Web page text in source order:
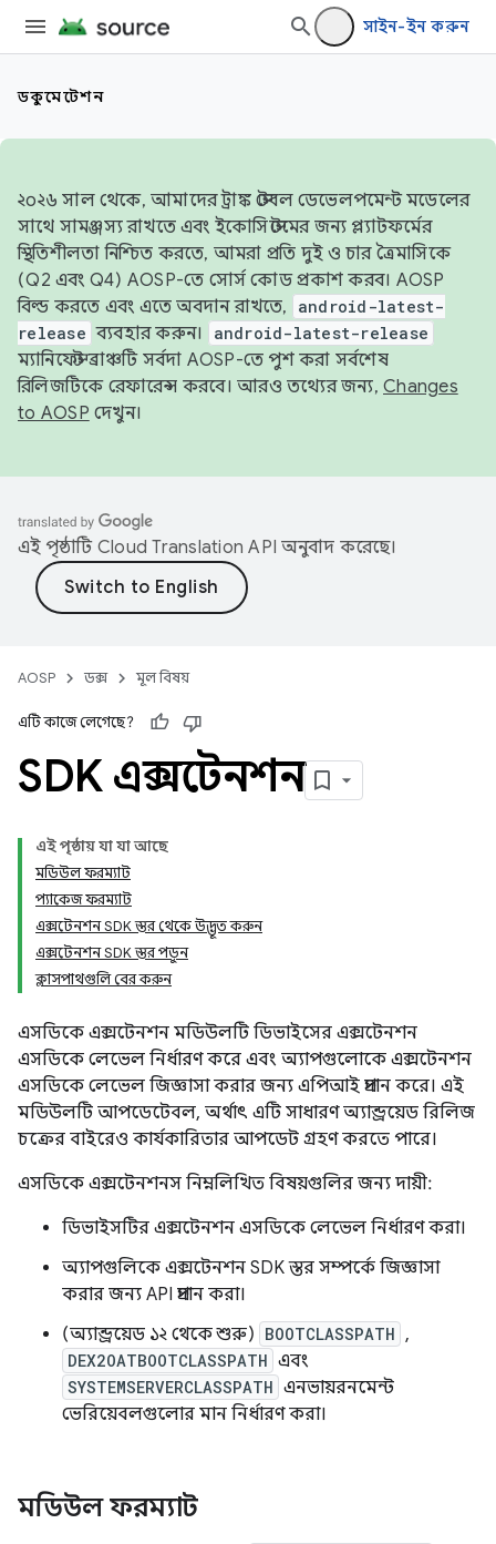
সাইন-ইন করুন
ডকুমেন্টেশন
২০২৬ সাল থেকে, আমাদের ট্রাঙ্ক স্টেবল ডেভেলপমেন্ট মডেলের
সাথে সামঞ্জস্য রাখতে এবং ইকোসিস্টেমের জন্য প্ল্যাটফর্মের
স্থিতিশীলতা নিশ্চিত করতে, আমরা প্রতি দুই ও চার ত্রৈমাসিকে
(Q2 এবং Q4) AOSP-তে সোর্স কোড প্রকাশ করব। AOSP
বিল্ড করতে এবং এতে অবদান রাখতে,
android-latest-
release ব্যবহার করুন। android-latest-release
ম্যানিফেস্ট ব্রাঞ্চটি সর্বদা AOSP-তে পুশ করা সর্বশেষ
রিলিজটিকে রেফারেন্স করবে। আরও তথ্যের জন্য, Changes
to AOSP দেখুন।
এই পৃষ্ঠাটি Cloud Translation API অনুবাদ করেছে।
AOSP ডক্স মূল বিষয়
এটি কাজে লেগেছে?
SDK এক্সটেনশন
এই পৃষ্ঠায় যা যা আছে
মডিউল ফরম্যাট
প্যাকেজ ফরম্যাট
এক্সটেনশন SDK স্তর থেকে উদ্ভূত করুন
এক্সটেনশন SDK স্তর পড়ুন
ক্লাসপাথগুলি বের করুন
এসডিকে এক্সটেনশন মডিউলটি ডিভাইসের এক্সটেনশন
এসডিকে লেভেল নির্ধারণ করে এবং অ্যাপগুলোকে এক্সটেনশন
এসডিকে লেভেল জিজ্ঞাসা করার জন্য এপিআই প্রদান করে। এই
মডিউলটি আপডেটেবল, অর্থাৎ এটি সাধারণ অ্যান্ড্রয়েড রিলিজ
চক্রের বাইরেও কার্যকারিতার আপডেট গ্রহণ করতে পারে।
এসডিকে এক্সটেনশনস নিম্নলিখিত বিষয়গুলির জন্য দায়ী:
ডিভাইসটির এক্সটেনশন এসডিকে লেভেল নির্ধারণ করা।
অ্যাপগুলিকে এক্সটেনশন SDK স্তর সম্পর্কে জিজ্ঞাসা
করার জন্য API প্রদান করা।
(অ্যান্ড্রয়েড ১২ থেকে শুরু) BOOTCLASSPATH ,
DEX2OATBOOTCLASSPATH এবং
SYSTEMSERVERCLASSPATH এনভায়রনমেন্ট
ভেরিয়েবলগুলোর মান নির্ধারণ করা।
মডিউল ফরম্যাট